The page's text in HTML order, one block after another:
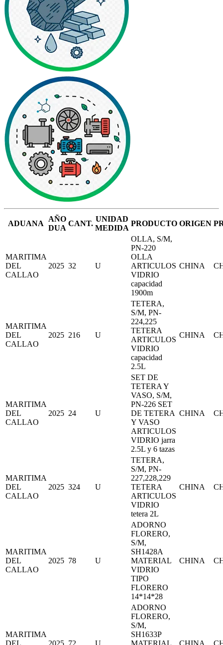
ADUANA
AÑO
DUA
CANT.
UNIDAD
MEDIDA
PRODUCTO ORIGEN
MARITIMA
DEL
CALLAO
2025 32 U
OLLA, S/M,
PN-220
OLLA
ARTICULOS
VIDRIO
capacidad
1900m
CHINA
MARITIMA
DEL
CALLAO
2025 216 U
TETERA,
S/M, PN-
224,225
TETERA
ARTICULOS
VIDRIO
capacidad
2.5L
CHINA
MARITIMA
DEL
CALLAO
2025 24 U
SET DE
TETERA Y
VASO, S/M,
PN-226 SET
DE TETERA
Y VASO
ARTICULOS
VIDRIO jarra
2.5L y 6 tazas
CHINA
MARITIMA
DEL
CALLAO
2025 324 U
TETERA,
S/M, PN-
227,228,229
TETERA
ARTICULOS
VIDRIO
tetera 2L
CHINA
MARITIMA
DEL
CALLAO
2025 78 U
ADORNO
FLORERO,
S/M,
SH1428A
MATERIAL
VIDRIO
TIPO
FLORERO
14*14*28
CHINA
MARITIMA
DEL
2025 72 U
ADORNO
FLORERO,
S/M,
SH1633P
MATERIAL
CHINA